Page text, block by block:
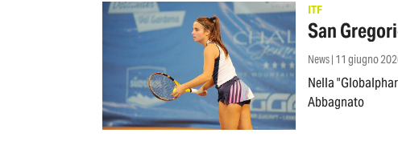
ITF
San
News | 11 giugno
Nella
Abbagnato